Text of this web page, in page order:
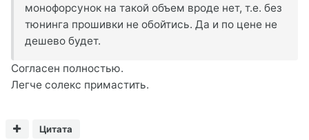
монофорсунок на такой объем вроде нет, т.е. без
тюнинга прошивки не обойтись. Да и по цене не
дешево будет.
Согласен полностью.
Легче солекс примастить.
Цитата